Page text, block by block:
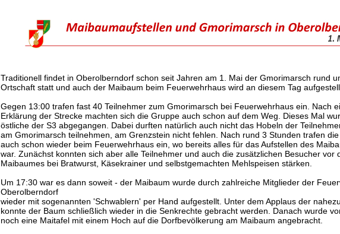
Traditionell findet in Oberolberndorf schon seit Jahren am 1. Mai der Gmorimarsch rund
Ortschaft statt und auch der Maibaum beim Feuerwehrhaus wird an diesem Tag
Gegen 13:00 trafen fast 40 Teilnehmer zum Gmorimarsch bei Feuerwehrhaus ein. Nach
Erklärung der Strecke machten sich die Gruppe auch schon auf dem Weg. Dieses Mal
östliche der S3 abgegangen. Dabei durften natürlich auch nicht das Hobeln der
am Gmorimarsch teilnehmen, am Grenzstein nicht fehlen. Nach rund 3 Stunden trafen
auch schon wieder beim Feuerwehrhaus ein, wo bereits alles für das Aufstellen des
war. Zunächst konnten sich aber alle Teilnehmer und auch die zusätzlichen Besucher vor
Maibaumes bei Bratwurst, Käsekrainer und selbstgemachten Mehlspeisen stärken.
Um 17:30 war es dann soweit - der Maibaum wurde durch zahlreiche Mitglieder der
Oberolberndorf
wieder mit sogenannten 'Schwablern' per Hand aufgestellt. Unter dem Applaus der
konnte der Baum schließlich wieder in die Senkrechte gebracht werden. Danach wurde
noch eine Maitafel mit einem Hoch auf die Dorfbevölkerung am Maibaum angebracht.